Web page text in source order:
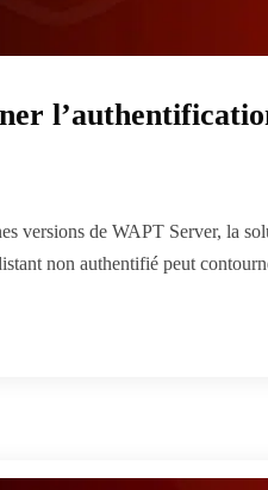
versions de WAPT Server, la
non authentifié peut